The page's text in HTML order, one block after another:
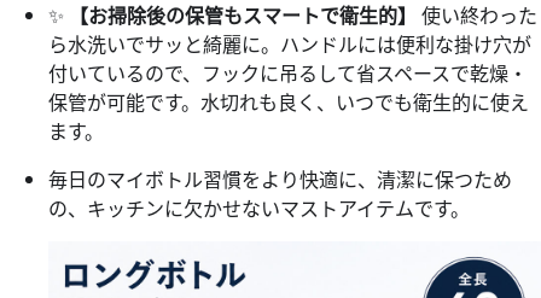
✨
【お掃除後の保管もスマートで衛生的】
使い終わった
ら水洗いでサッと綺麗に。ハンドルには便利な掛け穴が
付いているので、フックに吊るして省スペースで乾燥・
保管が可能です。水切れも良く、いつでも衛生的に使え
ます。
毎日のマイボトル習慣をより快適に、清潔に保つため
の、キッチンに欠かせないマストアイテムです。